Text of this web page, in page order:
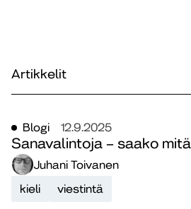
Artikkelit
Blogi 12.9.2025
Sanavalintoja – saako
Juhani Toivanen
kieli
viestintä